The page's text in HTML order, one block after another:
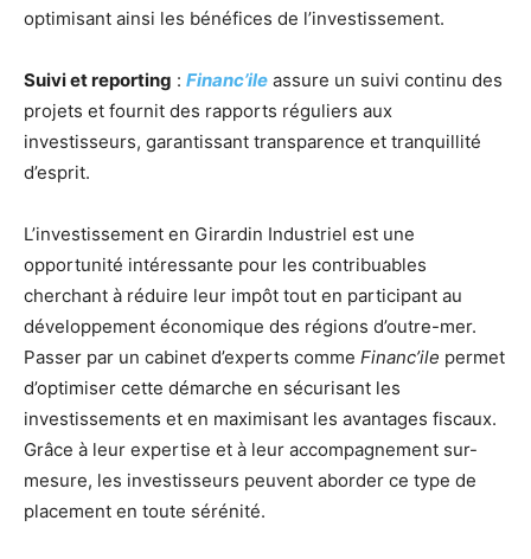
optimisant ainsi les bénéfices de l’investissement.
Suivi et reporting : Financ’ile assure un suivi continu des
projets et fournit des rapports réguliers aux
investisseurs, garantissant transparence et tranquillité
d’esprit.
L’investissement en Girardin Industriel est une
opportunité intéressante pour les contribuables
cherchant à réduire leur impôt tout en participant au
développement économique des régions d’outre-mer.
Passer par un cabinet d’experts comme Financ’ile permet
d’optimiser cette démarche en sécurisant les
investissements et en maximisant les avantages fiscaux.
Grâce à leur expertise et à leur accompagnement sur-
mesure, les investisseurs peuvent aborder ce type de
placement en toute sérénité.